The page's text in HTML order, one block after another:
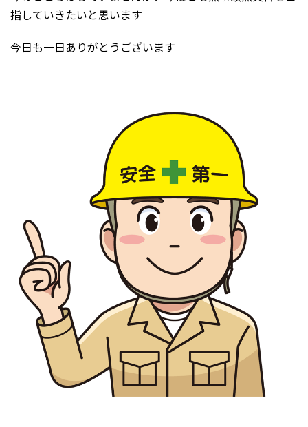
指していきたいと思います
今日も一日ありがとうございます